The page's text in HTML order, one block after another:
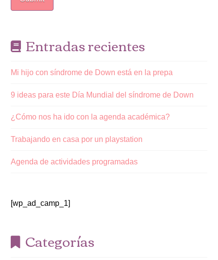
Entradas recientes
Mi hijo con síndrome de Down está en la prepa
9 ideas para este Día Mundial del síndrome de Down
¿Cómo nos ha ido con la agenda académica?
Trabajando en casa por un playstation
Agenda de actividades programadas
[wp_ad_camp_1]
Categorías